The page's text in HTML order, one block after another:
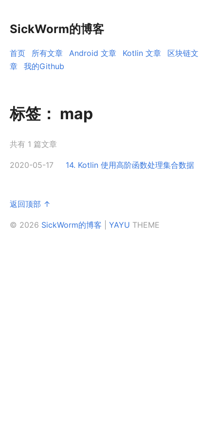
SickWorm的博客
首页 所有文章 Android 文章 Kotlin 文章
区块链文
章
我的Github
标签： map
共有 1 篇文章
2020-05-17 14. Kotlin 使用高阶函数处理集合数据
返回顶部 ↑
© 2026 SickWorm的博客 YAYU THEME